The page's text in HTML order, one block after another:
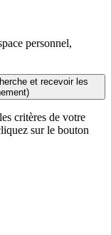
personnel,
et recevoir les
critères de votre
sur le bouton